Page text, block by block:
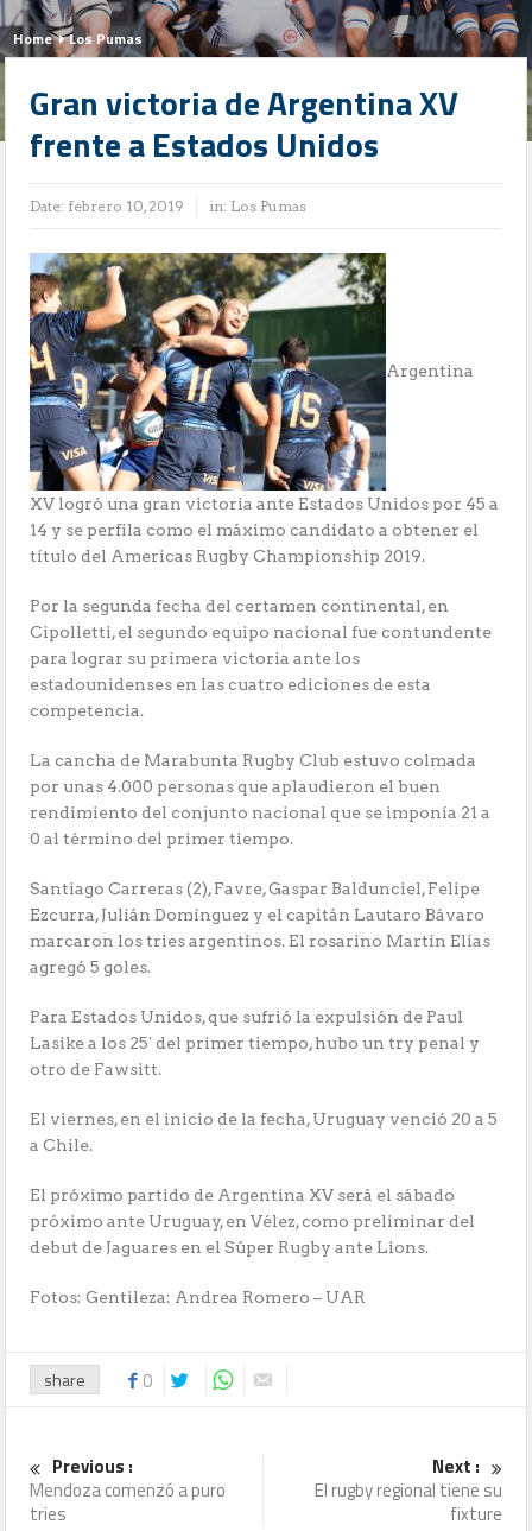
Home Los Pumas
Gran victoria de Argentina XV
frente a Estados Unidos
Date: febrero 10, 2019 in: Los Pumas
Argentina
XV logró una gran victoria ante Estados Unidos por 45 a
14 y se perfila como el máximo candidato a obtener el
título del Americas Rugby Championship 2019.
Por la segunda fecha del certamen continental, en
Cipolletti, el segundo equipo nacional fue contundente
para lograr su primera victoria ante los
estadounidenses en las cuatro ediciones de esta
competencia.
La cancha de Marabunta Rugby Club estuvo colmada
por unas 4.000 personas que aplaudieron el buen
rendimiento del conjunto nacional que se imponía 21 a
0 al término del primer tiempo.
Santiago Carreras (2), Favre, Gaspar Baldunciel, Felipe
Ezcurra, Julián Domínguez y el capitán Lautaro Bávaro
marcaron los tries argentinos. El rosarino Martín Elías
agregó 5 goles.
Para Estados Unidos, que sufrió la expulsión de Paul
Lasike a los 25′ del primer tiempo, hubo un try penal y
otro de Fawsitt.
El viernes, en el inicio de la fecha, Uruguay venció 20 a 5
a Chile.
El próximo partido de Argentina XV será el sábado
próximo ante Uruguay, en Vélez, como preliminar del
debut de Jaguares en el Súper Rugby ante Lions.
Fotos: Gentileza: Andrea Romero – UAR
share 0
Previous :
Mendoza comenzó a puro
tries
Next :
El rugby regional tiene su
fixture